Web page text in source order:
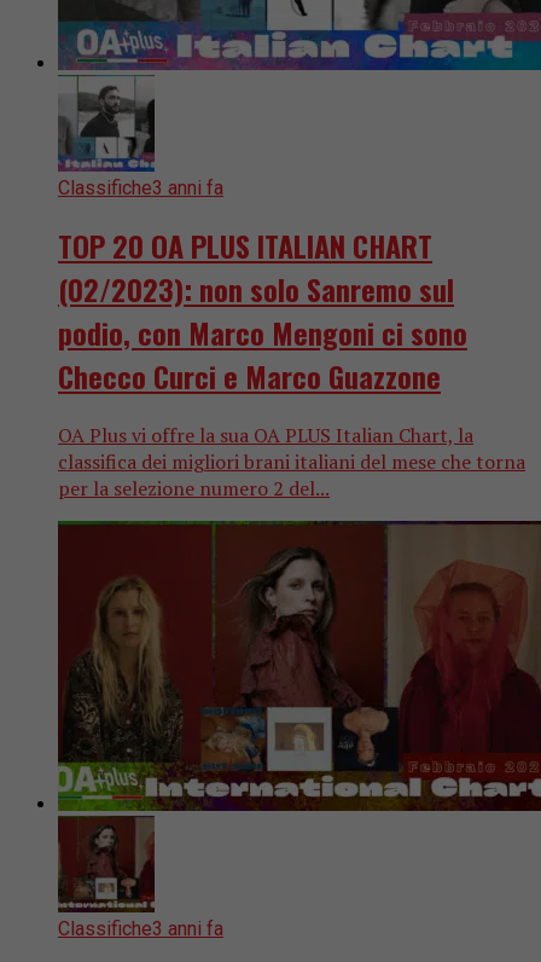
Classifiche3 anni fa
TOP 20 OA PLUS ITALIAN CHART
(02/2023): non solo Sanremo sul
podio, con Marco Mengoni ci sono
Checco Curci e Marco Guazzone
OA Plus vi offre la sua OA PLUS Italian Chart, la
classifica dei migliori brani italiani del mese che torna
per la selezione numero 2 del...
Classifiche3 anni fa